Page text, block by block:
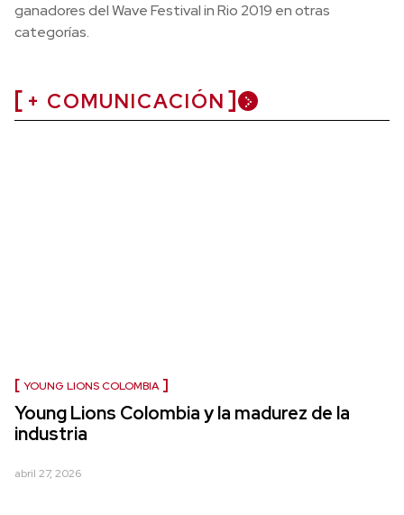
ganadores del Wave Festival in Rio 2019 en otras
categorías.
+ COMUNICACIÓN
YOUNG LIONS COLOMBIA
Young Lions Colombia y la madurez de la
industria
abril 27, 2026